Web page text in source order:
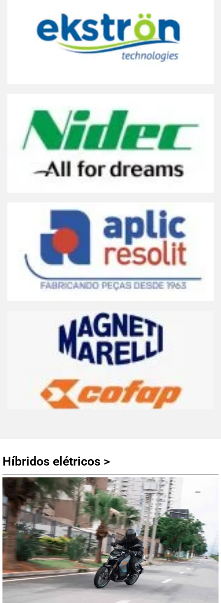
EKSTRON
Acesse online, baixe app ou faça download
Clique Aqui
NIDEC
Acesse online, baixe app ou faça download
Clique Aqui
APLIC RESOLIT
Acesse online, baixe app ou faça download
Clique Aqui
MAGNETI MARELLI
Acesse online, baixe app ou faça download
Clique Aqui
Híbridos elétricos >